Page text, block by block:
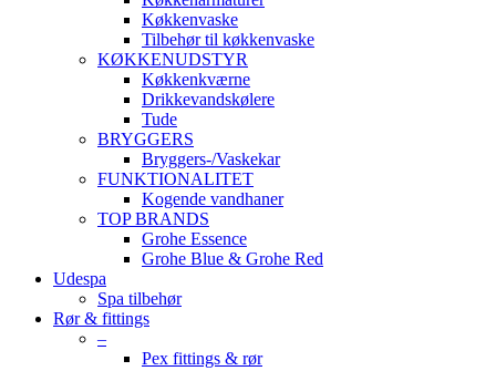
Køkkenvaske
Tilbehør til køkkenvaske
KØKKENUDSTYR
Køkkenkværne
Drikkevandskølere
Tude
BRYGGERS
Bryggers-/Vaskekar
FUNKTIONALITET
Kogende vandhaner
TOP BRANDS
Grohe Essence
Grohe Blue & Grohe Red
Udespa
Spa tilbehør
Rør & fittings
–
Pex fittings & rør